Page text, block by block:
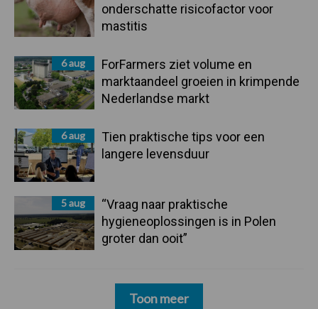
onderschatte risicofactor voor
mastitis
6 aug
ForFarmers ziet volume en
marktaandeel groeien in krimpende
Nederlandse markt
6 aug
Tien praktische tips voor een
langere levensduur
5 aug
“Vraag naar praktische
hygieneoplossingen is in Polen
groter dan ooit”
Toon meer